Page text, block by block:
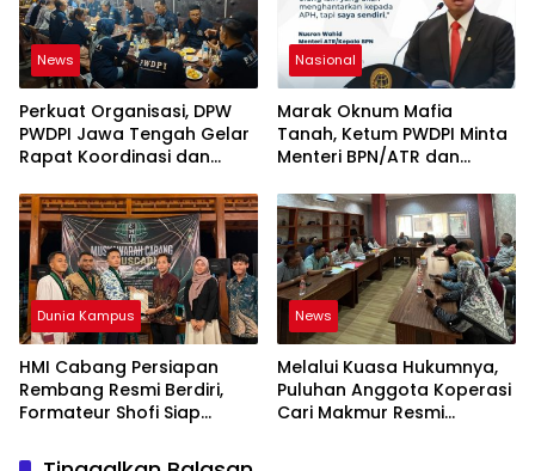
News
Perkuat Organisasi, DPW
PWDPI Jawa Tengah Gelar
Rapat Koordinasi dan
Pelantikan Pengurus Baru
Nasional
Marak Oknum Mafia
Tanah, Ketum PWDPI Minta
Menteri BPN/ATR dan
Karimun Kepri
Dunia Kampus
HMI Cabang Persiapan
Rembang Resmi Berdiri,
Formateur Shofi Siap
News
Melalui Kuasa Hukumnya,
Puluhan Anggota Koperasi
Cari Makmur Resmi